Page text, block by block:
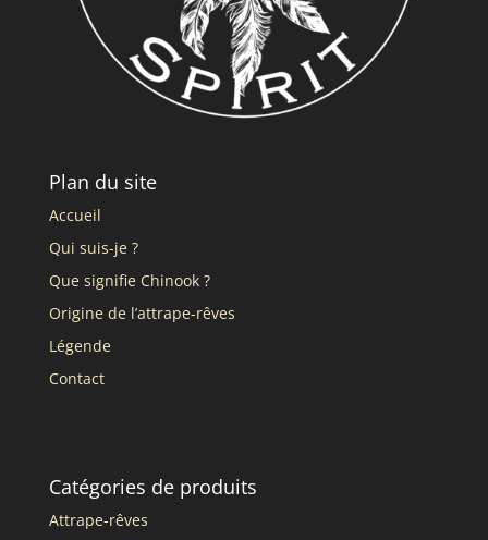
Plan du site
Accueil
Qui suis-je ?
Que signifie Chinook ?
Origine de l’attrape-rêves
Légende
Contact
Catégories de produits
Attrape-rêves